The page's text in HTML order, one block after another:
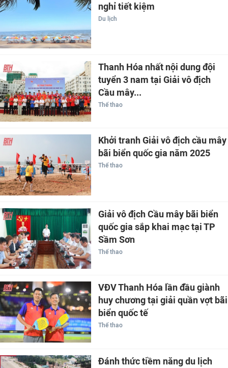
nghỉ tiết kiệm
Du lịch
Thanh Hóa nhất nội dung đội
tuyển 3 nam tại Giải vô địch
Cầu mây...
Thể thao
Khởi tranh Giải vô địch cầu mây
bãi biển quốc gia năm 2025
Thể thao
Giải vô địch Cầu mây bãi biển
quốc gia sắp khai mạc tại TP
Sầm Sơn
Thể thao
VĐV Thanh Hóa lần đầu giành
huy chương tại giải quần vợt bãi
biển quốc tế
Thể thao
Đánh thức tiềm năng du lịch